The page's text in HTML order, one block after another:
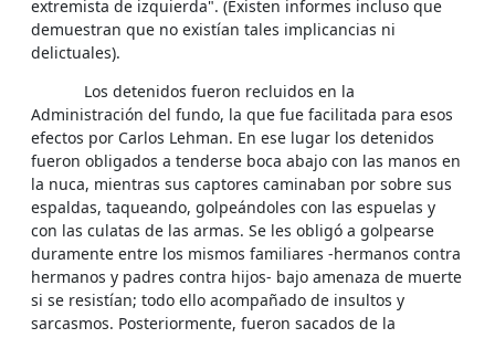
extremista de izquierda". (Existen informes incluso que
demuestran que no existían tales implicancias ni
delictuales).
Los detenidos fueron recluidos en la
Administración del fundo, la que fue facilitada para esos
efectos por Carlos Lehman. En ese lugar los detenidos
fueron obligados a tenderse boca abajo con las manos en
la nuca, mientras sus captores caminaban por sobre sus
espaldas, taqueando, golpeándoles con las espuelas y
con las culatas de las armas. Se les obligó a golpearse
duramente entre los mismos familiares -hermanos contra
hermanos y padres contra hijos- bajo amenaza de muerte
si se resistían; todo ello acompañado de insultos y
sarcasmos. Posteriormente, fueron sacados de la